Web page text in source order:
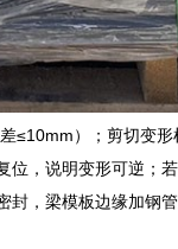
≤10mm）；剪切变
，说明变形可逆；
，梁模板边缘加钢